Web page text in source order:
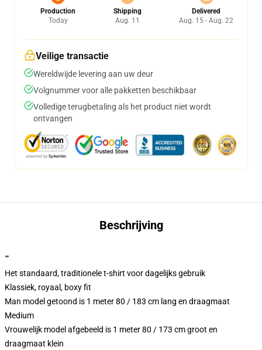
Production
Today
Shipping
Aug. 11
Delivered
Aug. 15 - Aug. 22
Veilige transactie
Wereldwijde levering aan uw deur
Volgnummer voor alle pakketten beschikbaar
Volledige terugbetaling als het product niet wordt
ontvangen
Beschrijving
""
Het standaard, traditionele t-shirt voor dagelijks gebruik
Klassiek, royaal, boxy fit
Man model getoond is 1 meter 80 / 183 cm lang en draagmaat
Medium
Vrouwelijk model afgebeeld is 1 meter 80 / 173 cm groot en
draagmaat klein